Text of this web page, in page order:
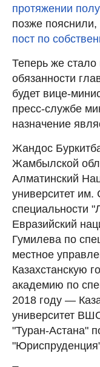
протяжении
позже пояснили,
пост по
Теперь же стало
обязанности
будет вице-
пресс-службе
назначение
Жандос
Жамбылской
Алматинский
университет
специальности
Евразийский
Гумилева по
местное
Казахстанскую
академию по
2018 году —
университет
"Туран-Астана"